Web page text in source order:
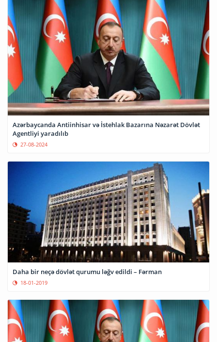
Azərbaycanda Antiinhisar və İstehlak Bazarına Nəzarət Dövlət
Agentliyi yaradılıb
27-08-2024
Daha bir neçə dövlət qurumu ləğv edildi – Fərman
18-01-2019